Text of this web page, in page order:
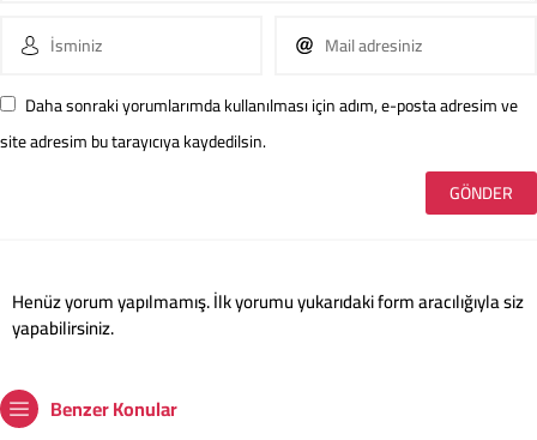
Daha sonraki yorumlarımda kullanılması için adım, e-posta adresim ve
site adresim bu tarayıcıya kaydedilsin.
Henüz yorum yapılmamış. İlk yorumu yukarıdaki form aracılığıyla siz
yapabilirsiniz.
Benzer Konular